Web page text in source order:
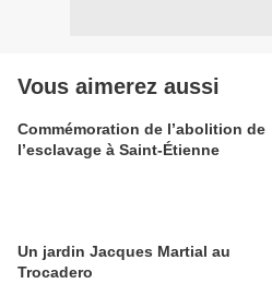
Vous aimerez aussi
Commémoration de l’abolition de
l’esclavage à Saint-Étienne
Un jardin Jacques Martial au
Trocadero